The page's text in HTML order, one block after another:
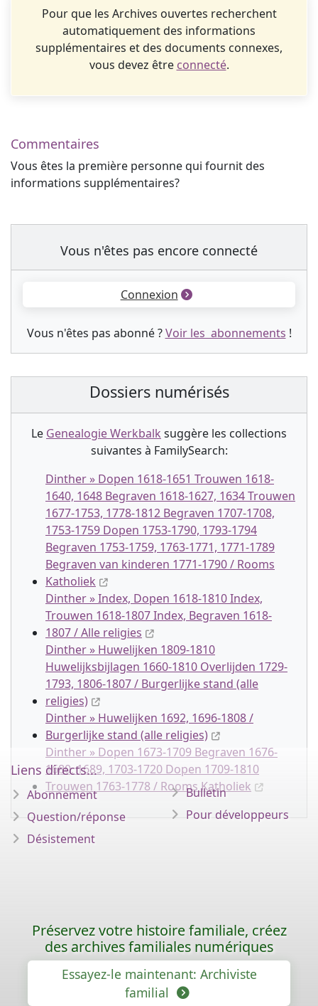
Pour que les Archives ouvertes recherchent
automatiquement des informations
supplémentaires et des documents connexes,
vous devez être connecté.
Commentaires
Vous êtes la première personne qui fournit des
informations supplémentaires?
Vous n'êtes pas encore connecté
Connexion
Vous n'êtes pas abonné ?Voir les abonnements !
Dossiers numérisés
Le Genealogie Werkbalk suggère les collections
suivantes à FamilySearch:
Dinther » Dopen 1618-1651 Trouwen 1618-
1640, 1648 Begraven 1618-1627, 1634 Trouwen
1677-1753, 1778-1812 Begraven 1707-1708,
1753-1759 Dopen 1753-1790, 1793-1794
Begraven 1753-1759, 1763-1771, 1771-1789
Begraven van kinderen 1771-1790 / Rooms
Katholiek
Dinther » Index, Dopen 1618-1810 Index,
Trouwen 1618-1807 Index, Begraven 1618-
1807 / Alle religies
Dinther » Huwelijken 1809-1810
Huwelijksbijlagen 1660-1810 Overlijden 1729-
1793, 1806-1807 / Burgerlijke stand (alle
religies)
Dinther » Huwelijken 1692, 1696-1808 /
Burgerlijke stand (alle religies)
Dinther » Dopen 1673-1709 Begraven 1676-
1680, 1689, 1703-1720 Dopen 1709-1810
Trouwen 1763-1778 / Rooms Katholiek
Liens directs...
Abonnement
Question/réponse
Désistement
Bulletin
Pour développeurs
Préservez votre histoire familiale, créez
des archives familiales numériques
Essayez-le maintenant: Archiviste
familial